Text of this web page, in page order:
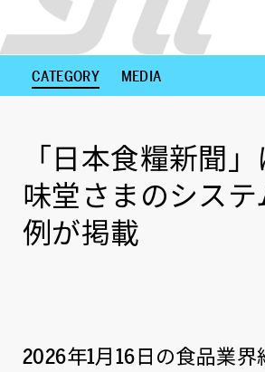
CATEGORY MEDIA
「日本食糧新聞
味堂さまのシス
例が掲載
2026年1月16日の食品業